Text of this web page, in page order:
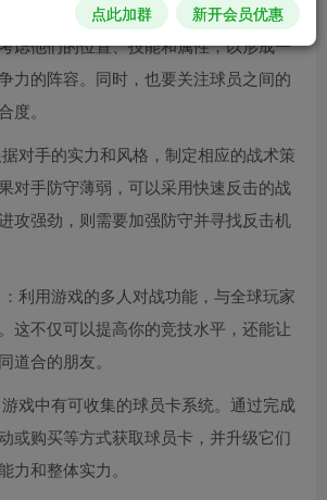
游戏中，你有机会组建自己的球队。选择
虑他们的位置、技能和属性，以形成一
力的阵容。同时，也要关注球员之间的
度。
据对手的实力和风格，制定相应的战术策
对手防守薄弱，可以采用快速反击的战
攻强劲，则需要加强防守并寻找反击机
：利用游戏的多人对战功能，与全球玩家
这不仅可以提高你的竞技水平，还能让
道合的朋友。
游戏中有可收集的球员卡系统。通过完成
或购买等方式获取球员卡，并升级它们
力和整体实力。
点此加群 新开会员优惠